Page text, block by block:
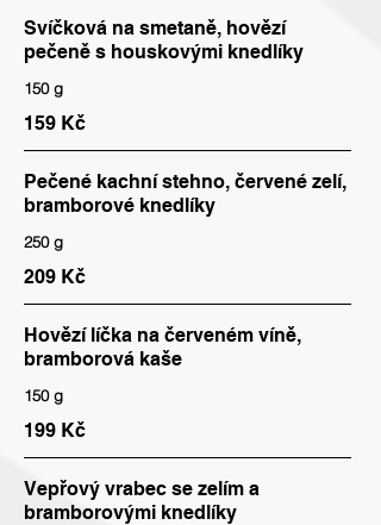
Svíčková na smetaně, hovězí
pečeně s houskovými knedlíky
150 g
159 Kč
Pečené kachní stehno, červené zelí,
bramborové knedlíky
250 g
209 Kč
Hovězí líčka na červeném víně,
bramborová kaše
150 g
199 Kč
Vepřový vrabec se zelím a
bramborovými knedlíky